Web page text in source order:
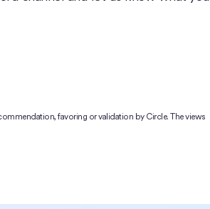
favoring or validation by Circle. The views